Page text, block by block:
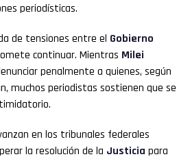
periodísticas.
de tensiones entre el Gobierno
continuar. Mientras Milei
penalmente a quienes, según
muchos periodistas sostienen que se
en los tribunales federales
la resolución de la Justicia para